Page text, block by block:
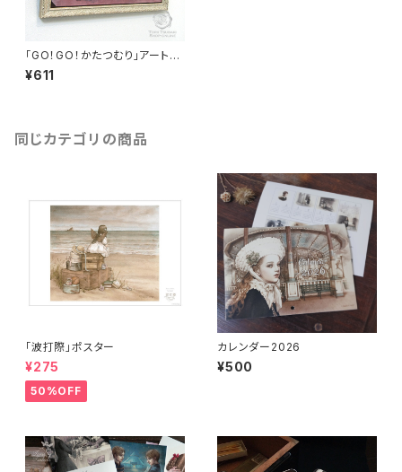
「GO！GO！かたつむり」アートプ
リント
¥611
同じカテゴリの商品
「波打際」ポスター
¥275
50%OFF
カレンダー2026
¥500